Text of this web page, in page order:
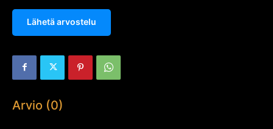
Lähetä arvostelu
Arvio (0)